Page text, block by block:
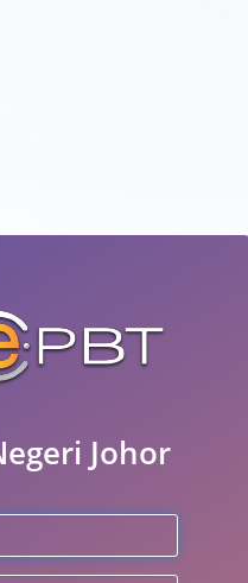
Johor